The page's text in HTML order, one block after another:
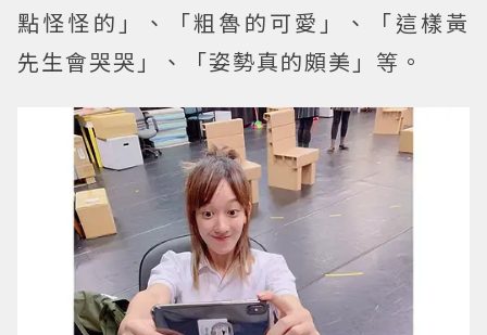
點怪怪的」、「粗魯的可愛」、「這樣黃
先生會哭哭」、「姿勢真的頗美」等。